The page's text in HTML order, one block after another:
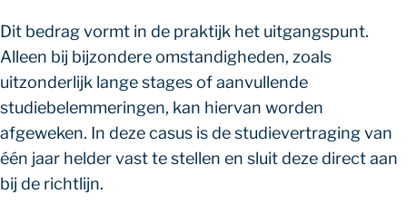
Dit bedrag vormt in de praktijk het uitgangspunt.
Alleen bij bijzondere omstandigheden, zoals
uitzonderlijk lange stages of aanvullende
studiebelemmeringen, kan hiervan worden
afgeweken. In deze casus is de studievertraging van
één jaar helder vast te stellen en sluit deze direct aan
bij de richtlijn.